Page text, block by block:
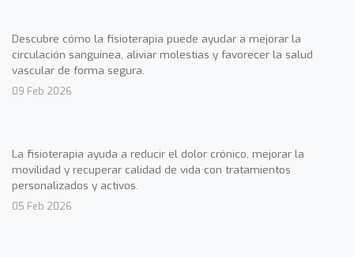
Descubre cómo la fisioterapia puede ayudar a mejorar la
circulación sanguínea, aliviar molestias y favorecer la salud
vascular de forma segura.
09 Feb 2026
La fisioterapia ayuda a reducir el dolor crónico, mejorar la
movilidad y recuperar calidad de vida con tratamientos
personalizados y activos.
05 Feb 2026